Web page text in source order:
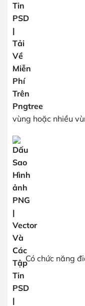
vùng hoặc nhiều
Có chức năng